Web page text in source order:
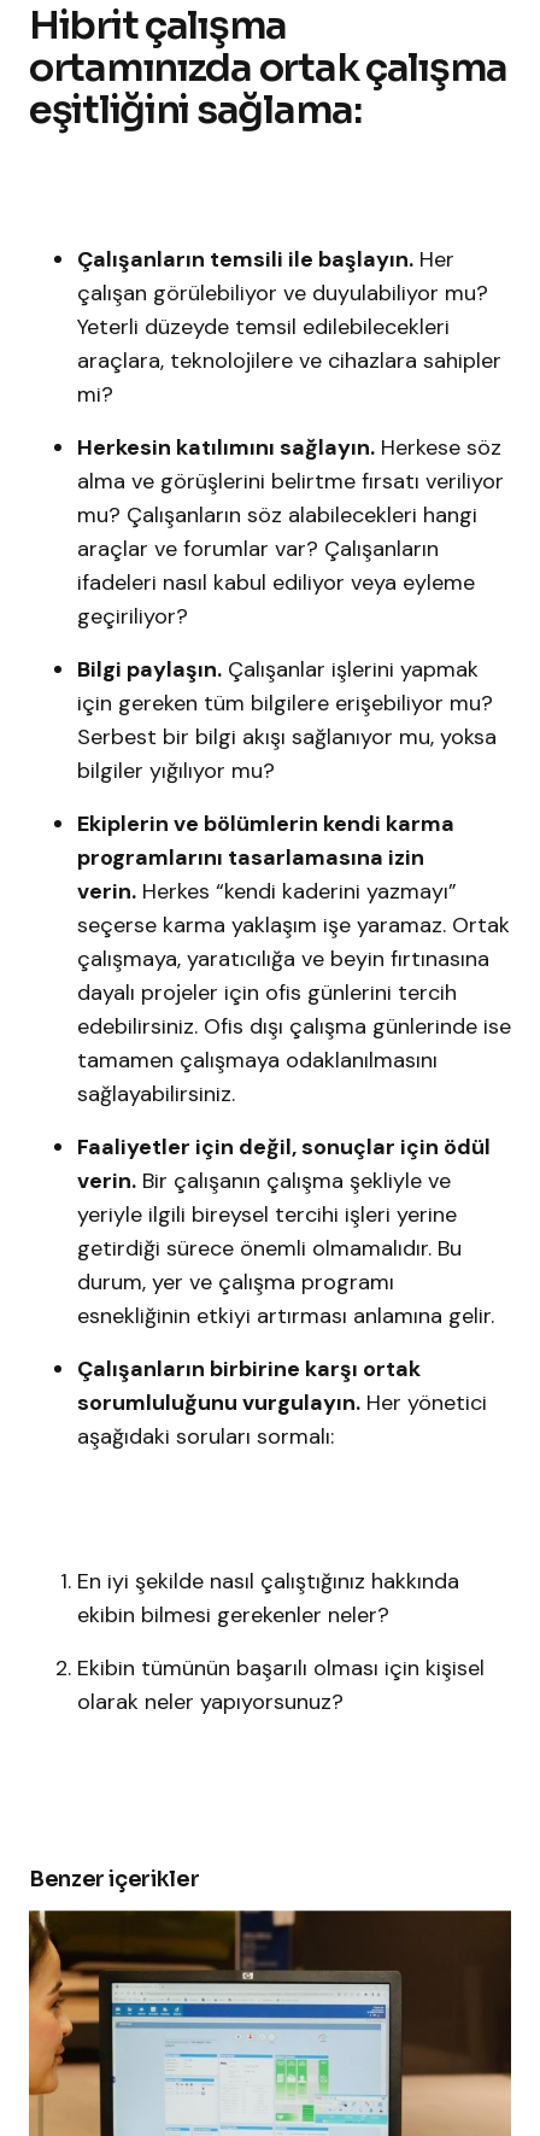
Hibrit çalışma
ortamınızda ortak çalışma
eşitliğini sağlama:
Çalışanların temsili ile başlayın. Her
çalışan görülebiliyor ve duyulabiliyor mu?
Yeterli düzeyde temsil edilebilecekleri
araçlara, teknolojilere ve cihazlara sahipler
mi?
Herkesin katılımını sağlayın. Herkese söz
alma ve görüşlerini belirtme fırsatı veriliyor
mu? Çalışanların söz alabilecekleri hangi
araçlar ve forumlar var? Çalışanların
ifadeleri nasıl kabul ediliyor veya eyleme
geçiriliyor?
Bilgi paylaşın. Çalışanlar işlerini yapmak
için gereken tüm bilgilere erişebiliyor mu?
Serbest bir bilgi akışı sağlanıyor mu, yoksa
bilgiler yığılıyor mu?
Ekiplerin ve bölümlerin kendi karma
programlarını tasarlamasına izin
verin. Herkes “kendi kaderini yazmayı”
seçerse karma yaklaşım işe yaramaz. Ortak
çalışmaya, yaratıcılığa ve beyin fırtınasına
dayalı projeler için ofis günlerini tercih
edebilirsiniz. Ofis dışı çalışma günlerinde ise
tamamen çalışmaya odaklanılmasını
sağlayabilirsiniz.
Faaliyetler için değil, sonuçlar için ödül
verin. Bir çalışanın çalışma şekliyle ve
yeriyle ilgili bireysel tercihi işleri yerine
getirdiği sürece önemli olmamalıdır. Bu
durum, yer ve çalışma programı
esnekliğinin etkiyi artırması anlamına gelir.
Çalışanların birbirine karşı ortak
sorumluluğunu vurgulayın. Her yönetici
aşağıdaki soruları sormalı:
En iyi şekilde nasıl çalıştığınız hakkında
ekibin bilmesi gerekenler neler?
Ekibin tümünün başarılı olması için kişisel
olarak neler yapıyorsunuz?
Benzer içerikler